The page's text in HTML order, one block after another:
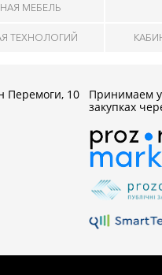
МЕБЕЛЬ
ТЕХНОЛОГИЙ
Перемоги, 10
Принимаем
закупках